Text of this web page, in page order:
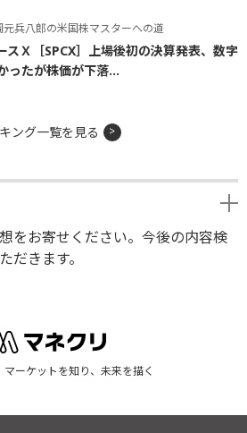
元兵八郎の米国株マスターへの道
スＸ［SPCX］上場後初の決算発表、数字
ったが株価が下落...
ング一覧を見る
をお寄せください。今後の内容検
だきます。
マーケットを知り、未来を描く